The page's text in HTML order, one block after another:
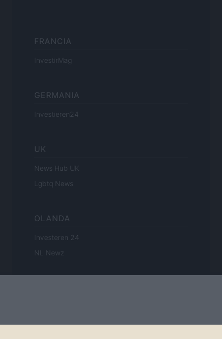
FRANCIA
InvestirMag
GERMANIA
Investieren24
UK
News Hub UK
Lgbtq News
OLANDA
Investeren 24
NL Newz